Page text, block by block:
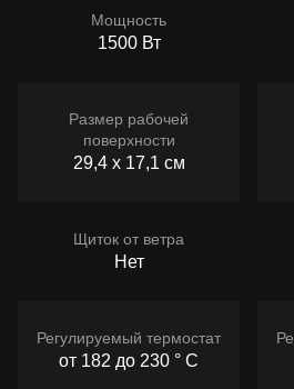
Мощность
1500 Вт
Размер рабочей
поверхности
29,4 х 17,1 см
Щиток от ветра
Нет
Регулируемый термостат
от 182 до 230 ° C